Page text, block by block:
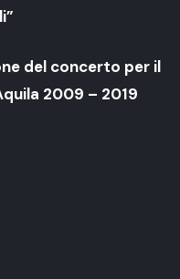
del concerto per il
2009 – 2019